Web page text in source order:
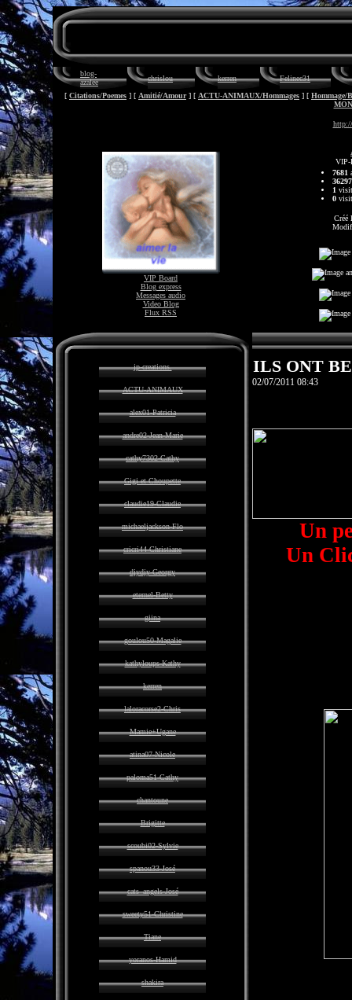
blog-
azalee
chrislou kerren
Felinec31
[ Citations/Poemes ] [ Amitié/Amour] [ ACTU-ANIMAUX/Hommages ] [ Hommage/
VIP Board
Blog express
Messages audio
Video Blog
Flux RSS
VIP-
7681
36297
1
0
Créé
jp-creations.
ACTU-ANIMAUX
alex01-Patricia
andre02-Jean-Marie
cathy7302-Cathy
Gigi et Choupette
claudie19-Claudie
michaeljackson-Flo
cricri44-Christiane
djydjy-Georgy
eternel-Betty
giina
goulou50-Magalie
kathyloups-Kathy
kerren
laloracorse2-Chris
Mamie+Ugane
atina07-Nicole
paloma51-Cathy
chantoune
Brigitte
scoubi02-Sylvie
spanou33-José
cats_angels-José
sweety51-Christine
Tiane
yoranos-Hamid
shakira
ILS ONT
02/07/2011 08:43
Un
Un